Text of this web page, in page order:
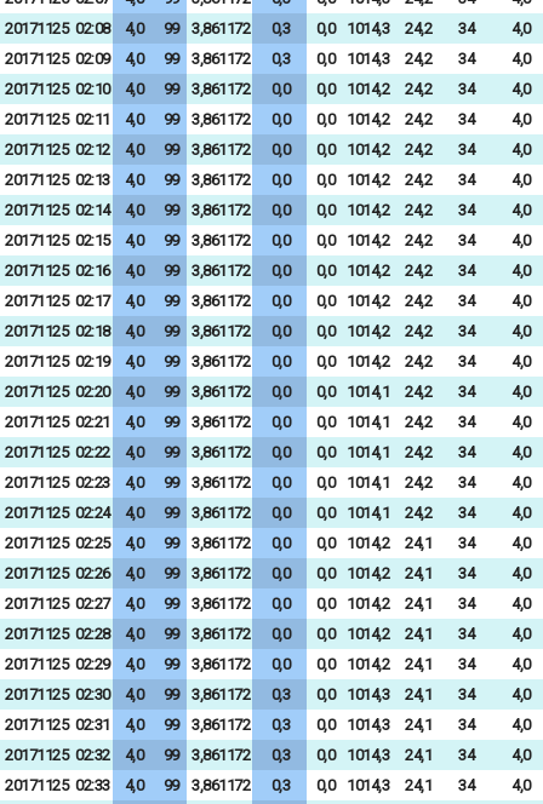
20171125 02:08 4,0 99 3,861172 0,3 0,0 1014,3 24,2 34
4,0
20171125 02:09 4,0 99 3,861172 0,3 0,0 1014,3 24,2 34
4,0
20171125 02:10 4,0 99 3,861172 0,0 0,0 1014,2 24,2 34
4,0
20171125 02:11 4,0 99 3,861172 0,0 0,0 1014,2 24,2 34
4,0
20171125 02:12 4,0 99 3,861172 0,0 0,0 1014,2 24,2 34
4,0
20171125 02:13 4,0 99 3,861172 0,0 0,0 1014,2 24,2 34
4,0
20171125 02:14 4,0 99 3,861172 0,0 0,0 1014,2 24,2 34
4,0
20171125 02:15 4,0 99 3,861172 0,0 0,0 1014,2 24,2 34
4,0
20171125 02:16 4,0 99 3,861172 0,0 0,0 1014,2 24,2 34
4,0
20171125 02:17 4,0 99 3,861172 0,0 0,0 1014,2 24,2 34
4,0
20171125 02:18 4,0 99 3,861172 0,0 0,0 1014,2 24,2 34
4,0
20171125 02:19 4,0 99 3,861172 0,0 0,0 1014,2 24,2 34
4,0
20171125 02:20 4,0 99 3,861172 0,0 0,0 1014,1 24,2 34
4,0
20171125 02:21 4,0 99 3,861172 0,0 0,0 1014,1 24,2 34
4,0
20171125 02:22 4,0 99 3,861172 0,0 0,0 1014,1 24,2 34
4,0
20171125 02:23 4,0 99 3,861172 0,0 0,0 1014,1 24,2 34
4,0
20171125 02:24 4,0 99 3,861172 0,0 0,0 1014,1 24,2 34
4,0
20171125 02:25 4,0 99 3,861172 0,0 0,0 1014,2 24,1 34
4,0
20171125 02:26 4,0 99 3,861172 0,0 0,0 1014,2 24,1 34
4,0
20171125 02:27 4,0 99 3,861172 0,0 0,0 1014,2 24,1 34
4,0
20171125 02:28 4,0 99 3,861172 0,0 0,0 1014,2 24,1 34
4,0
20171125 02:29 4,0 99 3,861172 0,0 0,0 1014,2 24,1 34
4,0
20171125 02:30 4,0 99 3,861172 0,3 0,0 1014,3 24,1 34
4,0
20171125 02:31 4,0 99 3,861172 0,3 0,0 1014,3 24,1 34
4,0
20171125 02:32 4,0 99 3,861172 0,3 0,0 1014,3 24,1 34
4,0
20171125 02:33 4,0 99 3,861172 0,3 0,0 1014,3 24,1 34
4,0